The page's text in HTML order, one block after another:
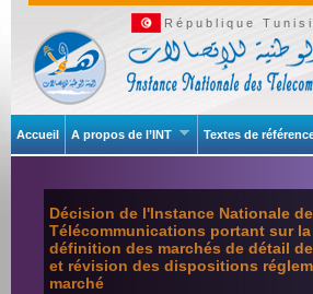
République
Accueil A propos de l’INT Textes de
Décision de l'Instance Nationale
Télécommunications portant sur
définition des marchés de détail
et révision des dispositions
marché